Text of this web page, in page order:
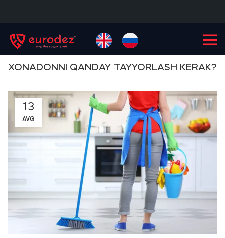
XONADONNI QANDAY TAYYORLASH KERAK?
13
AVG